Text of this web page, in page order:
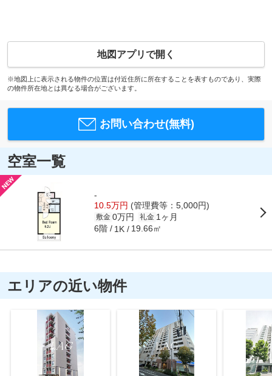
地図アプリで開く
※地図上に表示される物件の位置は付近住所に所在することを表すものであり、実際
の物件所在地とは異なる場合がございます。
お問い合わせ(無料)
空室一覧
-
10.5万円 (管理費等：5,000円)
敷金 0万円 礼金 1ヶ月
6階 1K 19.66㎡
エリアの近い物件